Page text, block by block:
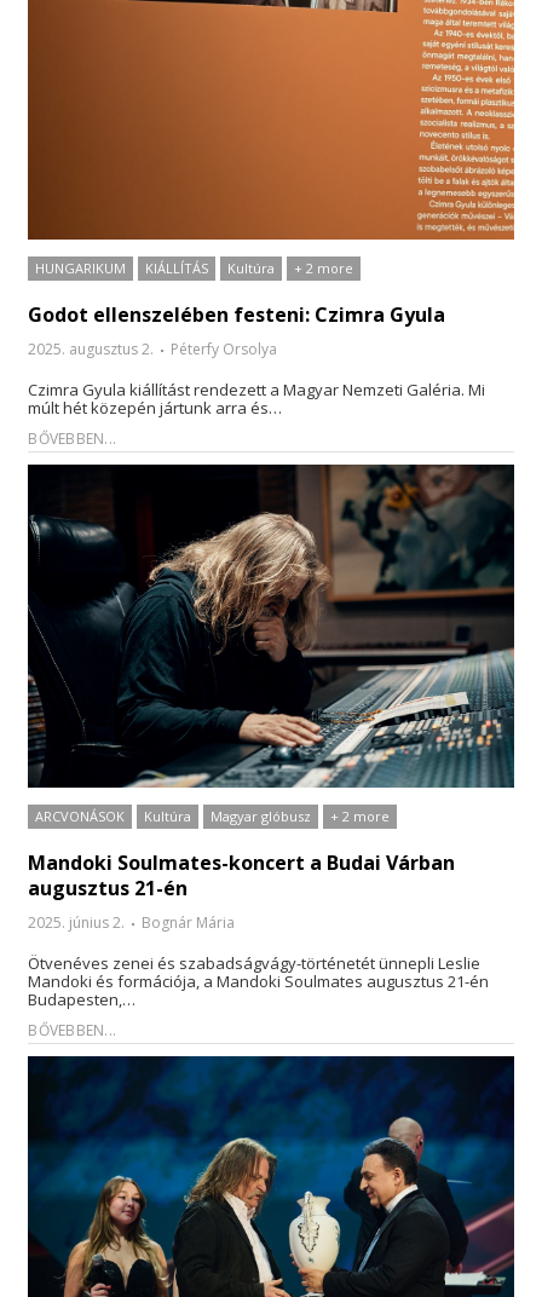
HUNGARIKUM KIÁLLÍTÁS Kultúra + 2 more
Godot ellenszelében festeni: Czimra Gyula
2025. augusztus 2. Péterfy Orsolya
Czimra Gyula kiállítást rendezett a Magyar Nemzeti Galéria. Mi
múlt hét közepén jártunk arra és…
BŐVEBBEN...
ARCVONÁSOK Kultúra Magyar glóbusz + 2 more
Mandoki Soulmates-koncert a Budai Várban
augusztus 21-én
2025. június 2. Bognár Mária
Ötvenéves zenei és szabadságvágy-történetét ünnepli Leslie
Mandoki és formációja, a Mandoki Soulmates augusztus 21-én
Budapesten,…
BŐVEBBEN...